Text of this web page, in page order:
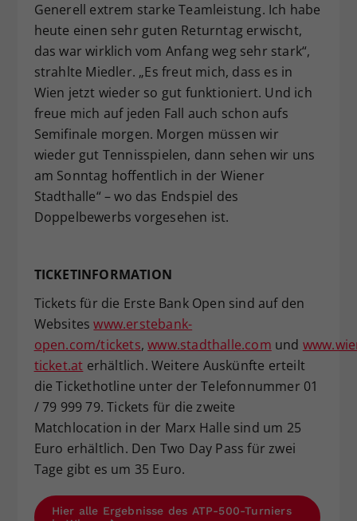
Generell extrem starke Teamleistung. Ich habe
heute einen sehr guten Returntag erwischt,
das war wirklich vom Anfang weg sehr stark“,
strahlte Miedler. „Es freut mich, dass es in
Wien jetzt wieder so gut funktioniert. Und ich
freue mich auf jeden Fall auch schon aufs
Semifinale morgen. Morgen müssen wir
wieder gut Tennisspielen, dann sehen wir uns
am Sonntag hoffentlich in der Wiener
Stadthalle“ – wo das Endspiel des
Doppelbewerbs vorgesehen ist.
TICKETINFORMATION
Tickets für die Erste Bank Open sind auf den
Websiteswww.erstebank-
open.com/tickets,www.stadthalle.com und
ticket.at erhältlich. Weitere Auskünfte erteilt
die Tickethotline unter der Telefonnummer 01
/ 79 999 79. Tickets für die zweite
Matchlocation in der Marx Halle sind um 25
Euro erhältlich. Den Two Day Pass für zwei
Tage gibt es um 35 Euro.
Hier alle Ergebnisse des ATP-500-Turniers